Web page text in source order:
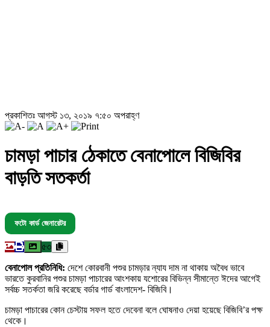
প্রকাশিতঃ আগস্ট ১৩, ২০১৯ ৭:৫০ অপরাহ্ণ
চামড়া পাচার ঠেকাতে বেনাপোলে বিজিবির
বাড়তি সতকর্তা
ফটো কার্ড জেনারেটর
৫৩
বেনাপোল প্রতিনিধি: দেশে কোরবানী পশুর চামড়ার ন্যায দাম না থাকায় অবৈধ ভাবে
ভারতে কুরবানির পশুর চামড়া পাচারের আংশকায় যশোরের বিভিন্ন সীমান্তে ঈদের আগেই
সর্বচ্চ সতর্কতা জরি করেছে বর্ডার গার্ড বাংলাদেশ- বিজিবি।
চামড়া পাচারের কোন চেস্টায় সফল হতে দেবেনা বলে ঘোষনাও দেয়া হয়েছে বিজিবি’র পক্ষ
থেকে।